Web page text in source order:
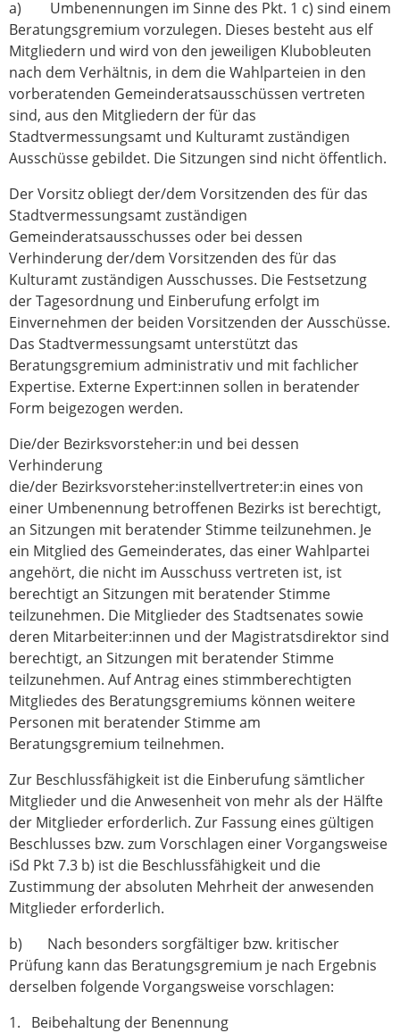
a) Umbenennungen im Sinne des Pkt. 1 c) sind einem
Beratungsgremium vorzulegen. Dieses besteht aus elf
Mitgliedern und wird von den jeweiligen Klubobleuten
nach dem Verhältnis, in dem die Wahlparteien in den
vorberatenden Gemeinderatsausschüssen vertreten
sind, aus den Mitgliedern der für das
Stadtvermessungsamt und Kulturamt zuständigen
Ausschüsse gebildet. Die Sitzungen sind nicht öffentlich.
Der Vorsitz obliegt der/dem Vorsitzenden des für das
Stadtvermessungsamt zuständigen
Gemeinderatsausschusses oder bei dessen
Verhinderung der/dem Vorsitzenden des für das
Kulturamt zuständigen Ausschusses. Die Festsetzung
der Tagesordnung und Einberufung erfolgt im
Einvernehmen der beiden Vorsitzenden der Ausschüsse.
Das Stadtvermessungsamt unterstützt das
Beratungsgremium administrativ und mit fachlicher
Expertise. Externe Expert:innen sollen in beratender
Form beigezogen werden.
Die/der Bezirksvorsteher:in und bei dessen
Verhinderung
die/der Bezirksvorsteher:instellvertreter:in eines von
einer Umbenennung betroffenen Bezirks ist berechtigt,
an Sitzungen mit beratender Stimme teilzunehmen. Je
ein Mitglied des Gemeinderates, das einer Wahlpartei
angehört, die nicht im Ausschuss vertreten ist, ist
berechtigt an Sitzungen mit beratender Stimme
teilzunehmen. Die Mitglieder des Stadtsenates sowie
deren Mitarbeiter:innen und der Magistratsdirektor sind
berechtigt, an Sitzungen mit beratender Stimme
teilzunehmen. Auf Antrag eines stimmberechtigten
Mitgliedes des Beratungsgremiums können weitere
Personen mit beratender Stimme am
Beratungsgremium teilnehmen.
Zur Beschlussfähigkeit ist die Einberufung sämtlicher
Mitglieder und die Anwesenheit von mehr als der Hälfte
der Mitglieder erforderlich. Zur Fassung eines gültigen
Beschlusses bzw. zum Vorschlagen einer Vorgangsweise
iSd Pkt 7.3 b) ist die Beschlussfähigkeit und die
Zustimmung der absoluten Mehrheit der anwesenden
Mitglieder erforderlich.
b) Nach besonders sorgfältiger bzw. kritischer
Prüfung kann das Beratungsgremium je nach Ergebnis
derselben folgende Vorgangsweise vorschlagen:
1. Beibehaltung der Benennung